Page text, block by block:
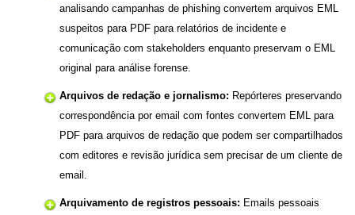
analisando campanhas de phishing convertem arquivos EML
suspeitos para PDF para relatórios de incidente e
comunicação com stakeholders enquanto preservam o EML
original para análise forense.
Arquivos de redação e jornalismo: Repórteres preservando
correspondência por email com fontes convertem EML para
PDF para arquivos de redação que podem ser compartilhados
com editores e revisão jurídica sem precisar de um cliente de
email.
Arquivamento de registros pessoais: Emails pessoais